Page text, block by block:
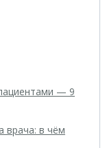
— 9
врача: в чём